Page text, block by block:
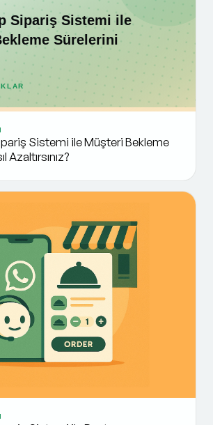
Sipariş Sistemi ile
Sürelerini
Sistemi ile Müşteri Bekleme
Azaltırsınız?